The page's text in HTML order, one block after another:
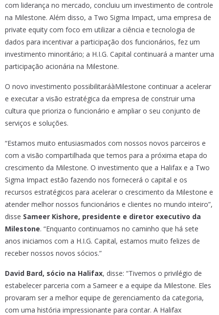
com liderança no mercado, concluiu um investimento de controle
na Milestone. Além disso, a Two Sigma Impact, uma empresa de
private equity com foco em utilizar a ciência e tecnologia de
dados para incentivar a participação dos funcionários, fez um
investimento minoritário; a H.I.G. Capital continuará a manter uma
participação acionária na Milestone.
O novo investimento possibilitaráàMilestone continuar a acelerar
e executar a visão estratégica da empresa de construir uma
cultura que prioriza o funcionário e ampliar o seu conjunto de
serviços e soluções.
“Estamos muito entusiasmados com nossos novos parceiros e
com a visão compartilhada que temos para a próxima etapa do
crescimento da Milestone. O investimento que a Halifax e a Two
Sigma Impact estão fazendo nos fornecerá o capital e os
recursos estratégicos para acelerar o crescimento da Milestone e
atender melhor nossos funcionários e clientes no mundo inteiro”,
disse Sameer Kishore, presidente e diretor executivo da
Milestone. “Enquanto continuamos no caminho que há sete
anos iniciamos com a H.I.G. Capital, estamos muito felizes de
receber nossos novos sócios.”
David Bard, sócio na Halifax, disse: “Tivemos o privilégio de
estabelecer parceria com a Sameer e a equipe da Milestone. Eles
provaram ser a melhor equipe de gerenciamento da categoria,
com uma história impressionante para contar. A Halifax